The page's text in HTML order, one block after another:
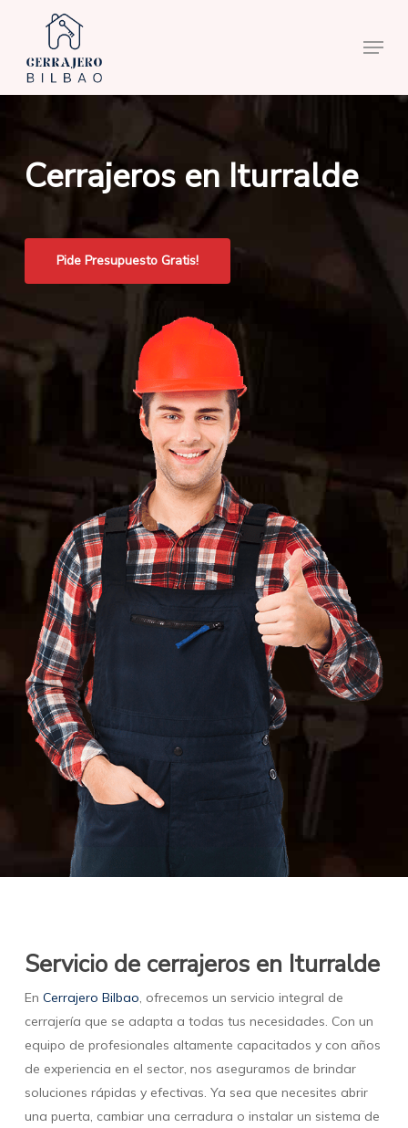
main
content
Menu
Cerrajeros en Iturralde
Pide Presupuesto Gratis!
Servicio de cerrajeros en Iturralde
En Cerrajero Bilbao, ofrecemos un servicio integral de
cerrajería que se adapta a todas tus necesidades. Con un
equipo de profesionales altamente capacitados y con años
de experiencia en el sector, nos aseguramos de brindar
soluciones rápidas y efectivas. Ya sea que necesites abrir
una puerta, cambiar una cerradura o instalar un sistema de